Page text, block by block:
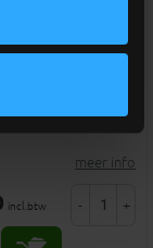
meer info
incl.btw - +